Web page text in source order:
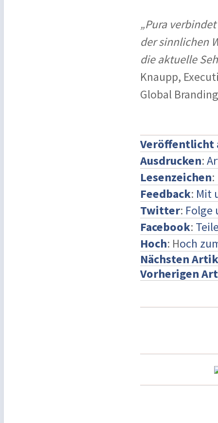
„Pura
der sinnlichen
die aktuelle
Knaupp,
Global
Veröffentlicht
Ausdrucken:
Lesenzeichen:
Feedback: Mit
Twitter: Folge
Facebook:
Hoch: Hoch
Nächsten
Vorherigen